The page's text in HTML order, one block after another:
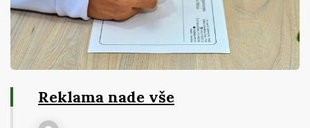
Reklama nade vše